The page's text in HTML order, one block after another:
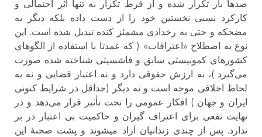
صدها بار تکرار شده و از فرط تکرار نه تنها اثر احتمالی و
کارکرد نسبی نخستین خود را از دست داده بلکه دیگر به
مضحکه و حتی به رخدادی مشمئز کنده تبدیل شده است. این
نوع به اصطلاح «اعترافات» ( که عمدتا با استفاده از الگوهای
کشورهای کمونیستی سابق و فاشسیتی شناخته شده صورت
می‌گیرد )، نه ارزش حقوقی دارد و نه اعتبار قضایی و نه به
لحاظ اخلاقی موجه است و نه دیگر (حداقل در شرایط کنونی
ایران و جهان ) افکار عمومی را تحت تأثیر قرار می‌دهد و در
نهایت نفعی برای اعتراف گیران و حاکمیت بی اعتبار در بر
ندارد. پس از چندی زندانیان آزاد میشوند و پشت صحنهٔ این